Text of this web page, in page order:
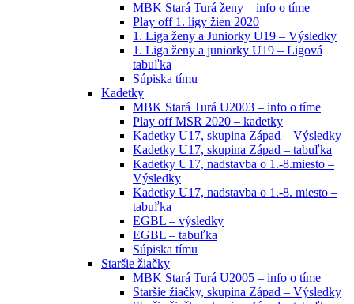
MBK Stará Turá ženy – info o tíme
Play off 1. ligy žien 2020
1. Liga ženy a Juniorky U19 – Výsledky
1. Liga ženy a juniorky U19 – Ligová
tabuľka
Súpiska tímu
Kadetky
MBK Stará Turá U2003 – info o tíme
Play off MSR 2020 – kadetky
Kadetky U17, skupina Západ – Výsledky
Kadetky U17, skupina Západ – tabuľka
Kadetky U17, nadstavba o 1.-8.miesto –
Výsledky
Kadetky U17, nadstavba o 1.-8. miesto –
tabuľka
EGBL – výsledky
EGBL – tabuľka
Súpiska tímu
Staršie žiačky
MBK Stará Turá U2005 – info o tíme
Staršie žiačky, skupina Západ – Výsledky